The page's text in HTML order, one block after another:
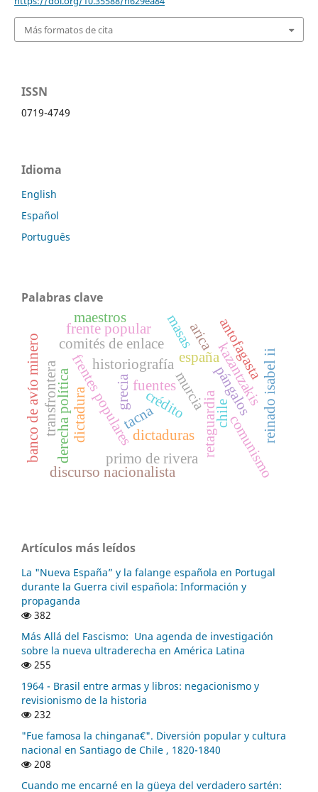
Más formatos de cita
ISSN
0719-4749
Idioma
English
Español
Português
Palabras clave
frentes populares
comités de enlace
murciaretaguardia
historiografía
fuentes
dictadura
españa
primo de rivera
chile
dictaduras
pángalos
grecia kazantzakis
comunismo
frente popular masas
derecha política reinado isabel ii
discurso nacionalista
transfrontera
banco de avío minero crédito
antofagasta
maestros
arica
tacna
Artículos más leídos
La "Nueva España” y la falange española en Portugal
durante la Guerra civil española: Información y
propaganda
382
Más Allá del Fascismo: Una agenda de investigación
sobre la nueva ultraderecha en América Latina
255
1964 - Brasil entre armas y libros: negacionismo y
revisionismo de la historia
232
"Fue famosa la chingana€". Diversión popular y cultura
nacional en Santiago de Chile , 1820-1840
208
Cuando me encarné en la güeya del verdadero sartén: